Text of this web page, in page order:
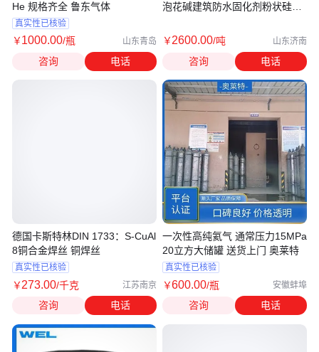
He 规格齐全 鲁东气体
真实性已核验
￥1000.00/瓶 山东青岛
咨询 电话
德国卡斯特林DIN 1733：S-CuAl
8铜合金焊丝 铜焊丝
真实性已核验
￥273.00/千克 江苏南京
咨询 电话
泡花碱建筑防水固化剂粉状硅酸
￥2600.00/吨 山东济南
咨询 电话
一次性高纯氦气 通常压力15MPa
20立方大储罐 送货上门 奥莱特
真实性已核验
￥600.00/瓶 安徽蚌埠
咨询 电话